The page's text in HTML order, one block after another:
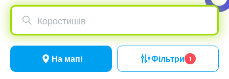
Коростишів
На мапі Фільтри 1